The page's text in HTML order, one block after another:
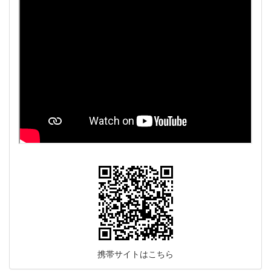
携帯サイトはこちら